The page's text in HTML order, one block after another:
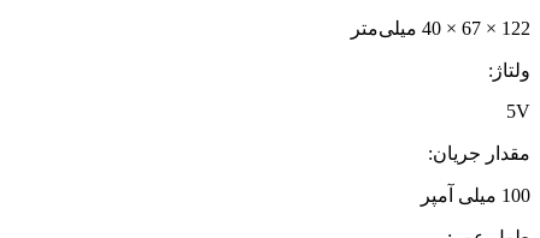
122 × 67 × 40 میلی‌متر
ولتاژ :
5V
مقدار جریان:
100 میلی آمپر